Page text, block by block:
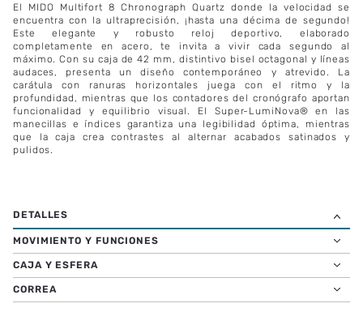
El MIDO Multifort 8 Chronograph Quartz donde la velocidad se
encuentra con la ultraprecisión, ¡hasta una décima de segundo!
Este elegante y robusto reloj deportivo, elaborado
completamente en acero, te invita a vivir cada segundo al
máximo. Con su caja de 42 mm, distintivo bisel octagonal y líneas
audaces, presenta un diseño contemporáneo y atrevido. La
carátula con ranuras horizontales juega con el ritmo y la
profundidad, mientras que los contadores del cronógrafo aportan
funcionalidad y equilibrio visual. El Super-LumiNova® en las
manecillas e índices garantiza una legibilidad óptima, mientras
que la caja crea contrastes al alternar acabados satinados y
pulidos.
MOVIMIENTO Y FUNCIONES
CAJA Y ESFERA
CORREA